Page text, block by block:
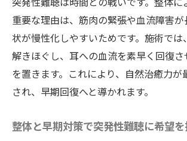
重要な理由は、筋肉の緊張や血流障害
状が慢性化しやすいためです。施術では
解きほぐし、耳への血流を素早く回復
を置きます。これにより、自然治癒力が
され、早期回復へと導かれます。
整体と早期対策で突発性難聴に希望